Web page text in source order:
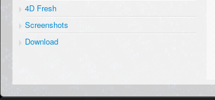
4D Fresh
Screenshots
Download